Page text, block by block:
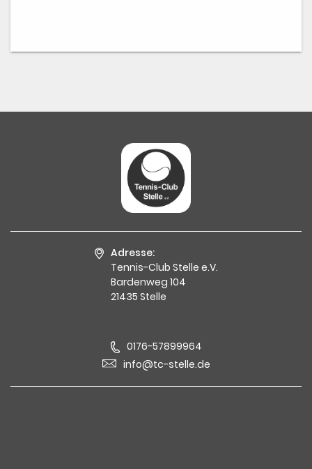
Adresse:
Tennis-Club Stelle e.V.
Bardenweg 104
21435 Stelle
0176-57899964
info@tc-stelle.de